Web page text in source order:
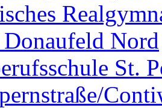
Donaufeld Nord
St.